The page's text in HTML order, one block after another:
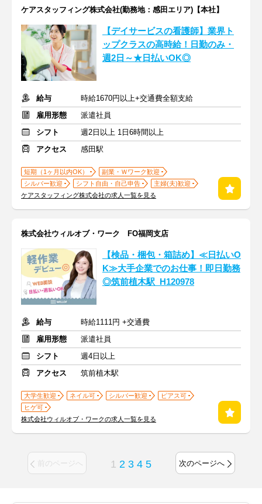
ケアスタッフィング株式会社(勤務地：感田エリア)【本社】
【デイサービスの看護師】業界ト
ップクラスの高時給！日勤のみ・
週2日～★日払いOK◎
給与
時給1670円以上+交通費全額支給
雇用形態
派遣社員
シフト
週2日以上 1日6時間以上
アクセス
感田駅
短期（1ヶ月以内OK）
副業・Ｗワーク歓迎
シルバー歓迎
シフト自由・自己申告
主婦(夫)歓迎
ケアスタッフィング株式会社の求人一覧を見る
株式会社ウィルオブ・ワーク FO福岡支店
【検品・梱包・箱詰め】≪日払いO
K≫大手企業でのお仕事！即日勤務
◎筑前植木駅_H120978
給与
時給1111円 +交通費
雇用形態
派遣社員
シフト
週4日以上
アクセス
筑前植木駅
大学生歓迎 ネイル可 シルバー歓迎
ピアス可
ヒゲ可
株式会社ウィルオブ・ワークの求人一覧を見る
前のページへ 1 2 3 4 5 次のページへ